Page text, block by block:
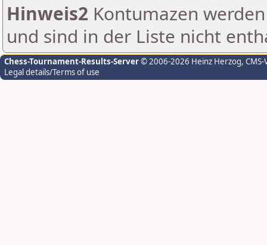
Hinweis2 Kontumazen
und sind in der Liste nicht
Chess-Tournament-Results-Server© 2006-2026 Heinz Herzog,
Legal details/Terms of use